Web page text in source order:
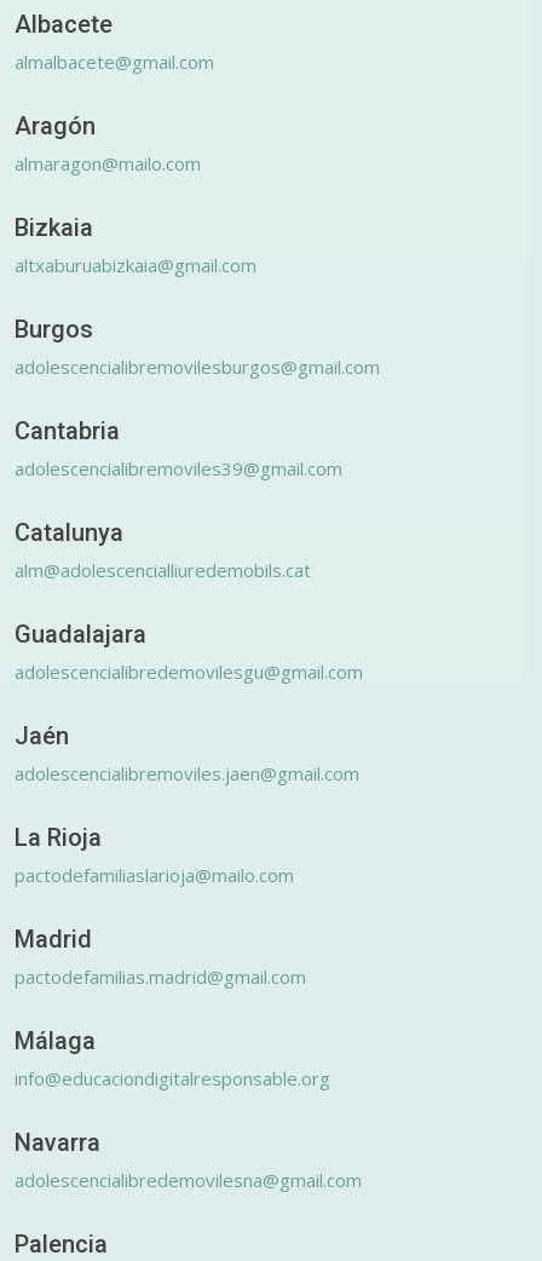
Albacete
almalbacete@gmail.com
Aragón
almaragon@mailo.com
Bizkaia
altxaburuabizkaia@gmail.com
Burgos
adolescencialibremovilesburgos@gmail.com
Cantabria
adolescencialibremoviles39@gmail.com
Catalunya
alm@adolescencialliuredemobils.cat
Guadalajara
adolescencialibredemovilesgu@gmail.com
Jaén
adolescencialibremoviles.jaen@gmail.com
La Rioja
pactodefamiliaslarioja@mailo.com
Madrid
pactodefamilias.madrid@gmail.com
Málaga
info@educaciondigitalresponsable.org
Navarra
adolescencialibredemovilesna@gmail.com
Palencia